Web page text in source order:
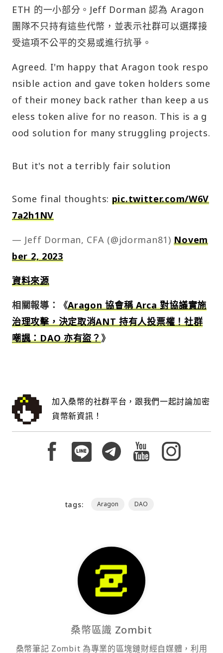
ETH 的一小部分。Jeff Dorman 認為 Aragon
團隊不只持有這些代幣，並表示社群可以選擇接
受這項不公平的交易或進行抗爭。
Agreed. I'm happy that Aragon took respo
nsible action and gave token holders some
of their money back rather than keep a us
eless token alive for no reason. This is a g
ood solution for many struggling projects.
But it's not a terribly fair solution
Some final thoughts: pic.twitter.com/W6V
7a2h1NV
— Jeff Dorman, CFA (@jdorman81)Novem
ber 2, 2023
資料來源
相關報導：《Aragon 協會稱 Arca 對協議實施
治理攻擊，決定取消ANT 持有人投票權！社群
嘲諷：DAO 亦有盜？》
加入桑幣的社群平台，跟我們一起討論加密
貨幣新資訊！
tags: Aragon DAO
桑幣區識 Zombit
桑幣筆記 Zombit 為專業的區塊鏈財經自媒體，利用